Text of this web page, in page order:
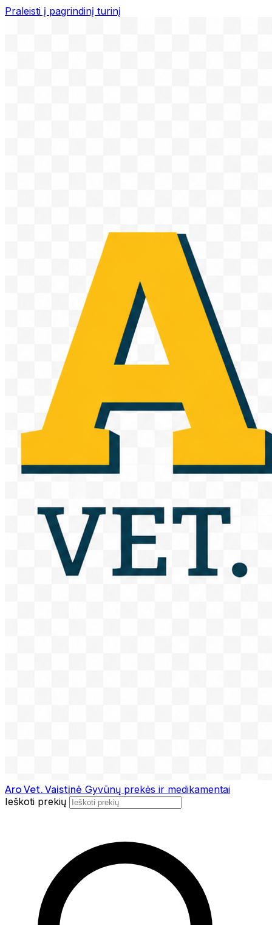
Praleisti į pagrindinį turinį
Aro Vet. Vaistinė Gyvūnų prekės ir medikamentai
Ieškoti prekių